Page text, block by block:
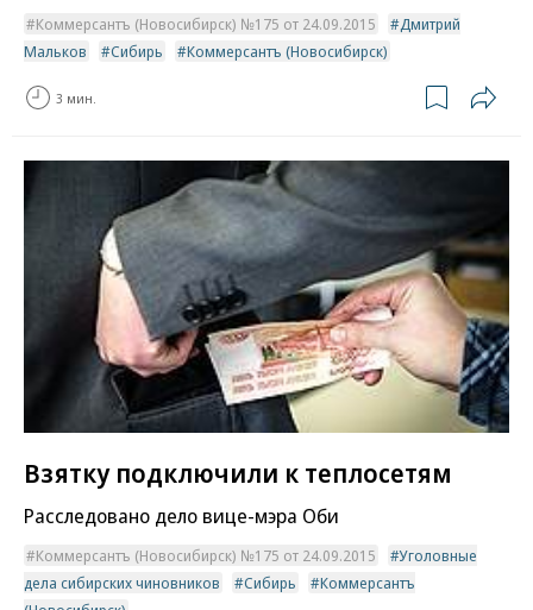
Коммерсантъ (Новосибирск) №175 от 24.09.2015
Дмитрий
Мальков
Сибирь Коммерсантъ (Новосибирск)
3 мин.
Взятку подключили к теплосетям
Расследовано дело вице-мэра Оби
Коммерсантъ (Новосибирск) №175 от 24.09.2015
Уголовные
дела сибирских чиновников
Сибирь
Коммерсантъ